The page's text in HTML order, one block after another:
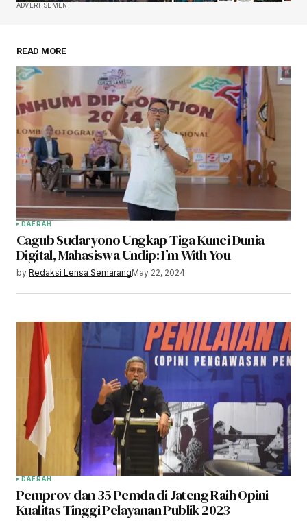
ADVERTISEMENT
READ MORE
DAERAH
Cagub Sudaryono Ungkap Tiga Kunci Dunia
Digital, Mahasiswa Undip: I’m With You
by Redaksi Lensa SemarangMay 22, 2024
DAERAH
Pemprov dan 35 Pemda di Jateng Raih Opini
Kualitas Tinggi Pelayanan Publik 2023